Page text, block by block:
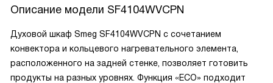
Описание модели SF4104WVCPN
Духовой шкаф Smeg SF4104WVCPN с сочетанием
конвектора и кольцевого нагревательного элемента,
расположенного на задней стенке, позволяет готовить
продукты на разных уровнях. Функция «ECO» подходит